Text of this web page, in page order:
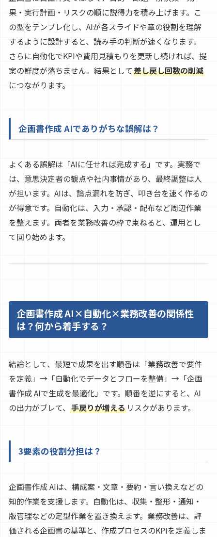
果・実行計画・リスクの順に説得力を積み上げます。こ
の型をテンプレ化し、AIが各スライドや章の役割を理解
するように設計すると、読み手の判断が速くなります。
さらに自動化でKPIや費用見積もりを更新し続ければ、提
案の鮮度が落ちません。結果として差し戻し回数の削減
につながります。
企画書作成 AIでありがちな誤解は？
よくある誤解は「AIに任せれば完成する」です。実務で
は、意思決定者の観点や社内事情があり、最終調整は人
が担います。AIは、論点漏れを防ぎ、叩き台を速く作るの
が得意です。自動化は、入力・承認・配布など周辺作業
を整えます。両者を業務改善の枠で束ねると、運用とし
て回り始めます。
企画書作成 AI×自動化×業務改善の関係性
は？何から着手する？
結論として、最短で成果を出す順番は「業務改善で要件
を定義」→「自動化でデータとフローを整備」→「企画
書作成 AIで生成を最適化」です。順番を逆にすると、AI
の出力がブレて、 手戻りが増えるリスクがあります。
3要素の役割分担は？
企画書作成 AIは、構成案・文章・要約・言い換えなどの
知的作業を支援します。自動化は、収集・整形・通知・
版管理などの定型作業を置き換えます。業務改善は、評
価される企画書の基準と、作成プロセスのKPIを定義しま